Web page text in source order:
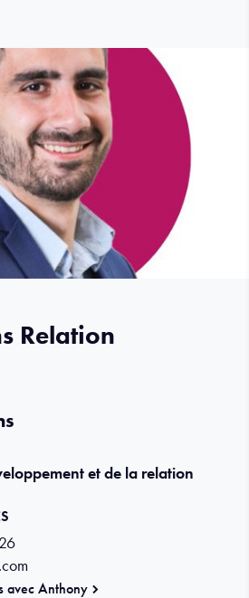
Relation
et de la relation
avec Anthony